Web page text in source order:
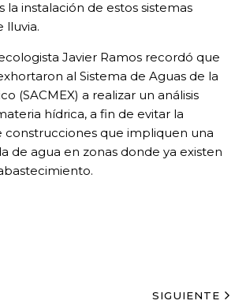
la instalación de estos sistemas
lluvia.
Javier Ramos recordó que
al Sistema de Aguas de la
(SACMEX) a realizar un análisis
hídrica, a fin de evitar la
construcciones que impliquen una
de agua en zonas donde ya existen
SIGUIENTE